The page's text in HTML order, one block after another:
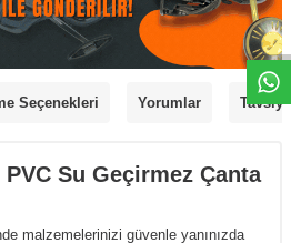
Seçenekleri Yorumlar
PVC Su Geçirmez Çanta
malzemelerinizi güvenle yanınızda